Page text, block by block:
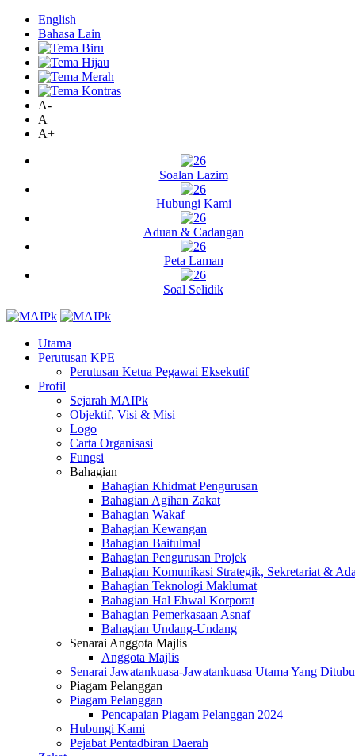
English
Bahasa Lain
A-
A
A+
Soalan Lazim
Hubungi Kami
Aduan & Cadangan
Peta Laman
Soal Selidik
Utama
Perutusan KPE
Perutusan Ketua Pegawai Eksekutif
Profil
Sejarah MAIPk
Objektif, Visi & Misi
Logo
Carta Organisasi
Fungsi
Bahagian
Bahagian Khidmat Pengurusan
Bahagian Agihan Zakat
Bahagian Wakaf
Bahagian Kewangan
Bahagian Baitulmal
Bahagian Pengurusan Projek
Bahagian Komunikasi Strategik, Sekretariat &
Bahagian Teknologi Maklumat
Bahagian Hal Ehwal Korporat
Bahagian Pemerkasaan Asnaf
Bahagian Undang-Undang
Senarai Anggota Majlis
Anggota Majlis
Senarai Jawatankuasa-Jawatankuasa Utama Yang
Piagam Pelanggan
Piagam Pelanggan
Pencapaian Piagam Pelanggan 2024
Hubungi Kami
Pejabat Pentadbiran Daerah